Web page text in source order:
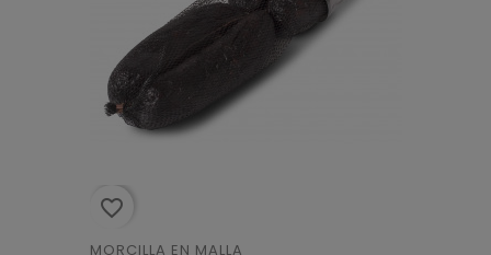
favorite_border
MORCILLA EN MALLA